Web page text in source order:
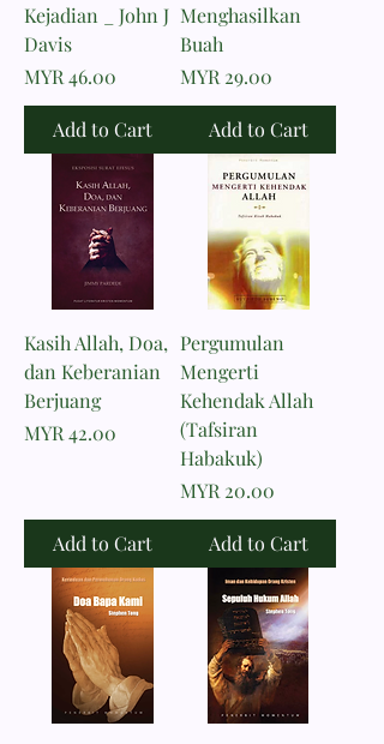
Kejadian _ John J
Davis
Price
MYR 46.00
Add to Cart
Menghasilkan
Buah
Price
MYR 29.00
Add to Cart
Kasih Allah, Doa,
dan Keberanian
Berjuang
Price
MYR 42.00
Add to Cart
Pergumulan
Mengerti
Kehendak Allah
(Tafsiran
Habakuk)
Price
MYR 20.00
Add to Cart